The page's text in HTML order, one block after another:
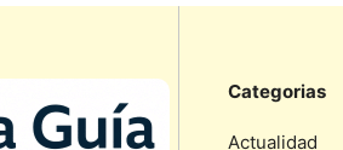
Categorias
Actualidad